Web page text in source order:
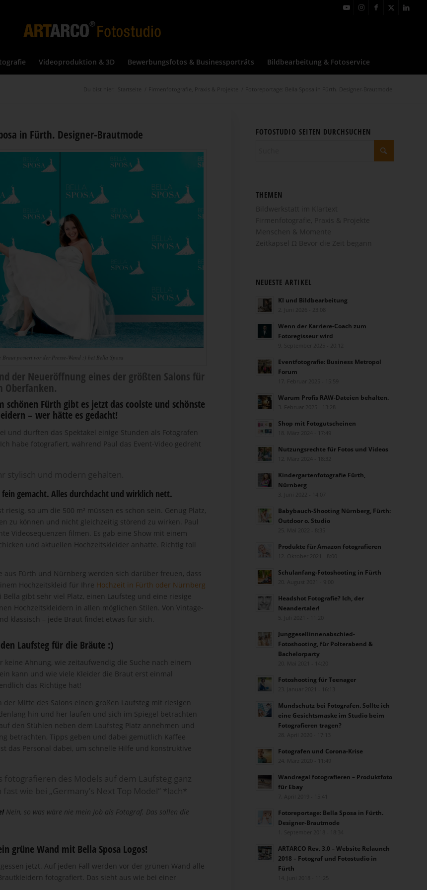
Videoproduktion & 3D Bewerbungsfotos & Businessporträts Bildbearbeitung & Fotoservice
Du bist hier: Startseite Firmenfotografie, Praxis & Projekte Fotoreportage: Bella Sposa in Fürth. Designer-Brautmode
in Fürth. Designer-Brautmode
Braut posiert vor der Presse-Wand :) bei Bella Sposa
der Neueröffnung eines der größten Salons für
Oberfanken.
schönen Fürth gibt es jetzt das coolste und schönste
– wer hätte es gedacht!
und durften das Spektakel einige Stunden als Fotografen
habe fotografiert, während Paul das Event-Video gedreht
fein gemacht. Alles durchdacht und wirklich nett.
riesig, so um die 500 m² müssen es schon sein. Genug Platz,
zu können und nicht gleichzeitig störend zu wirken. Paul
Videosequenzen filmen. Es gab eine Show mit einem
und aktuellen Hochzeitskleider anhatte. Richtig toll
aus Fürth und Nürnberg werden sich darüber freuen, dass
Hochzeitskleid für Ihre Hochzeit in Fürth oder Nürnberg
gibt sehr viel Platz, einen Laufsteg und eine riesige
Hochzeitskleidern in allen möglichen Stilen. Von Vintage-
klassisch – jede Braut findet etwas für sich.
Laufsteg für die Bräute :)
keine Ahnung, wie zeitaufwendig die Suche nach einem
kann und wie viele Kleider die Braut erst einmal
das Richtige hat!
der Mitte des Salons einen großen Laufsteg mit riesigen
hin und her laufen und sich im Spiegel betrachten
den Stühlen neben dem Laufsteg Platz annehmen und
betrachten, Tipps geben und dabei gemütlich Kaffee
das Personal dabei, um schnelle Hilfe und konstruktive
Nein, so was wäre nie mein Job als Fotograf. Das sollen die
grüne Wand mit Bella Sposa Logos!
jetzt. Auf jeden Fall werden vor der grünen Wand alle
fotografiert. Das sieht aus wie bei einer
FOTOSTUDIO SEITEN DURCHSUCHEN
THEMEN
NEUESTE ARTIKEL
KI und Bildbearbeitung
Wenn der Karriere-Coach zum
Fotoregisseur wird
Eventfotografie: Business Metropol
Forum
Warum Profis RAW-Dateien behalten.
Shop mit Fotogutscheinen
Nutzungsrechte für Fotos und Videos
Kindergartenfotografie Fürth,
Nürnberg
Babybauch-Shooting Nürnberg, Fürth:
Outdoor o. Studio
Produkte für Amazon fotografieren
Schulanfang-Fotoshooting in Fürth
Headshot Fotografie? Ich, der
Neandertaler!
Junggesellinnenabschied-
Fotoshooting, für Polterabend &
Bachelorparty
Fotoshooting für Teenager
Mundschutz bei Fotografen. Sollte ich
eine Gesichtsmaske im Studio beim
Fotografieren tragen?
Fotografen und Corona-Krise
Wandregal fotografieren – Produktfoto
für Ebay
Fotoreportage: Bella Sposa in Fürth.
Designer-Brautmode
ARTARCO Rev. 3.0 – Website Relaunch
2018 – Fotograf und Fotostudio in
Fürth